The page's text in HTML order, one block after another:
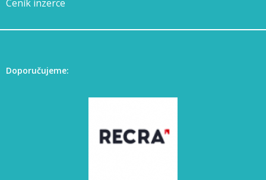
Ceník inzerce
Doporučujeme: